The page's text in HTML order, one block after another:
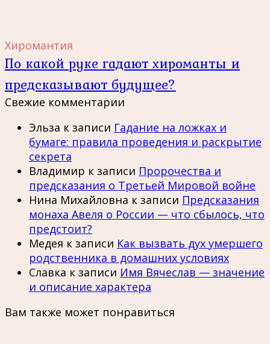
Хиромантия
По какой руке гадают хироманты и
предсказывают будущее?
Свежие комментарии
Эльза к записи Гадание на ложках и
бумаге: правила проведения и раскрытие
секрета
Владимир к записи Пророчества и
предсказания о Третьей Мировой войне
Нина Михайловна к записи Предсказания
монаха Авеля о России — что сбылось, что
предстоит?
Медея к записи Как вызвать дух умершего
родственника в домашних условиях
Славка к записи Имя Вячеслав — значение
и описание характера
Вам также может понравиться